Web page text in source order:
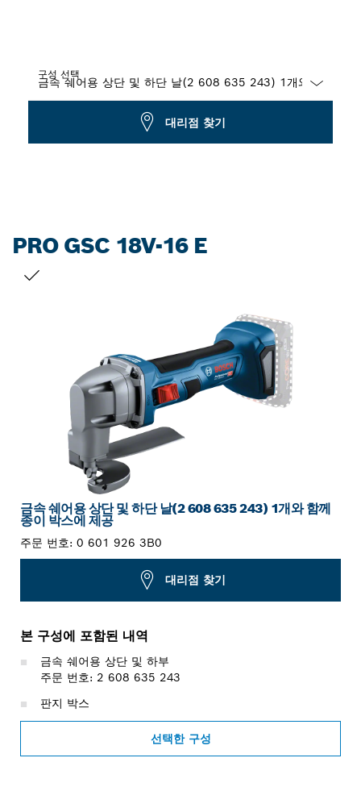
구성 선택
대리점 찾기
PRO GSC 18V-16 E
금속 쉐어용 상단 및 하단 날(2 608 635 243) 1개와 함께
종이 박스에 제공
주문 번호: 0 601 926 3B0
대리점 찾기
본 구성에 포함된 내역
금속 쉐어용 상단 및 하부
주문 번호: 2 608 635 243
판지 박스
선택한 구성